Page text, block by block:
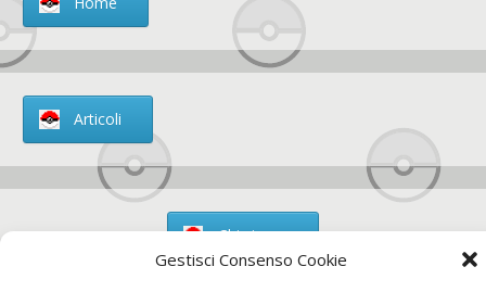
Gestisci Consenso Cookie
Articoli
Chi siamo